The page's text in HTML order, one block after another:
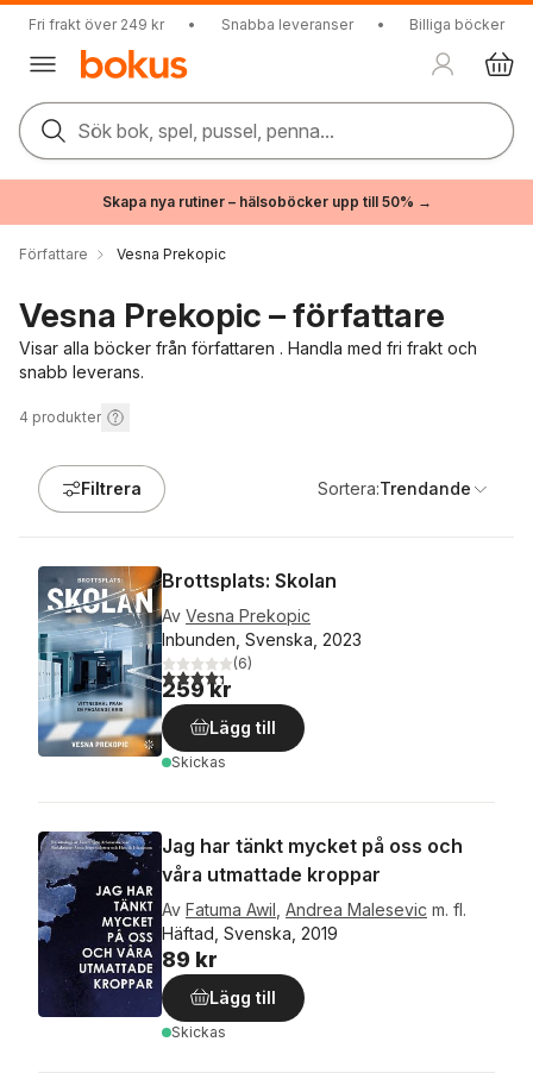
Fri frakt över 249 kr • Snabba leveranser • Billiga böcker
Sök bok, spel, pussel, penna...
Skapa nya rutiner – hälsoböcker upp till 50% →
Författare Vesna Prekopic
Vesna Prekopic – författare
Visar alla böcker från författaren . Handla med fri frakt och
snabb leverans.
4 produkter
Filtrera Sortera:Trendande
Brottsplats: Skolan
Av Vesna Prekopic
Inbunden, Svenska, 2023
4,3utav 5 stjärnor. Totalt antal röster:
(6)
259 kr
Lägg till
Skickas
Jag har tänkt mycket på oss och
våra utmattade kroppar
Av Fatuma Awil Andrea Malesevic m. fl.
Häftad, Svenska, 2019
89 kr
Lägg till
Skickas